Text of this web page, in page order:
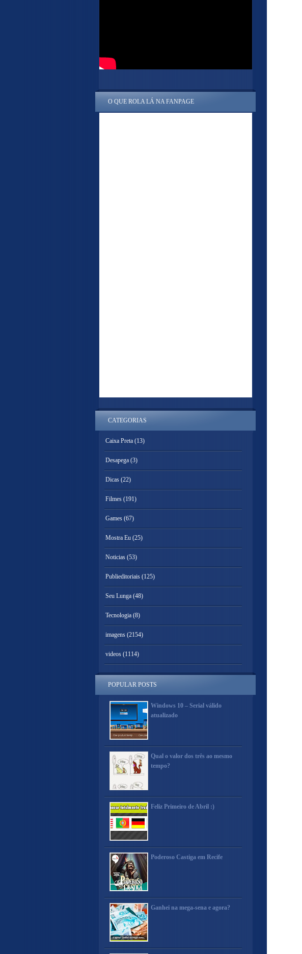
O QUE ROLA LÁ NA FANPAGE
CATEGORIAS
Caixa Preta (13)
Desapega (3)
Dicas (22)
Filmes (191)
Games (67)
Mostra Eu (25)
Noticias (53)
Publieditoriais (125)
Seu Lunga (48)
Tecnologia (8)
imagens (2154)
videos (1114)
POPULAR POSTS
Windows 10 – Serial válido
atualizado
Qual o valor dos três ao mesmo
tempo?
Feliz Primeiro de Abril :)
Poderoso Castiga em Recife
Ganhei na mega-sena e agora?